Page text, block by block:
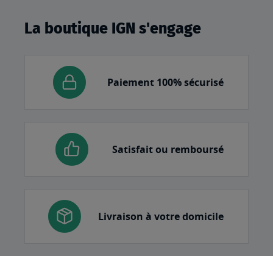
La boutique IGN s'engage
Paiement 100% sécurisé
Satisfait ou remboursé
Livraison à votre domicile